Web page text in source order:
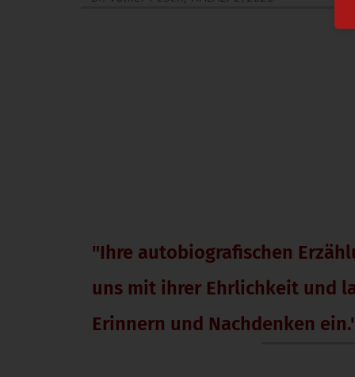
"Ihre autobiografischen
uns mit ihrer Ehrlichkeit und
Erinnern und Nachdenken